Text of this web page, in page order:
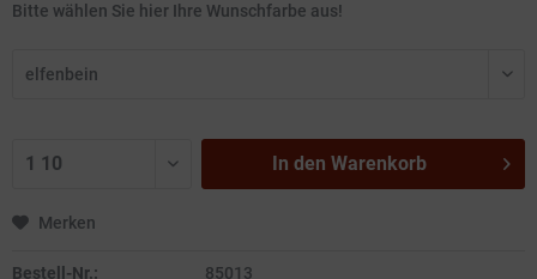
Bitte wählen Sie hier Ihre Wunschfarbe aus!
In den Warenkorb
Merken
Bestell-Nr.:
85013